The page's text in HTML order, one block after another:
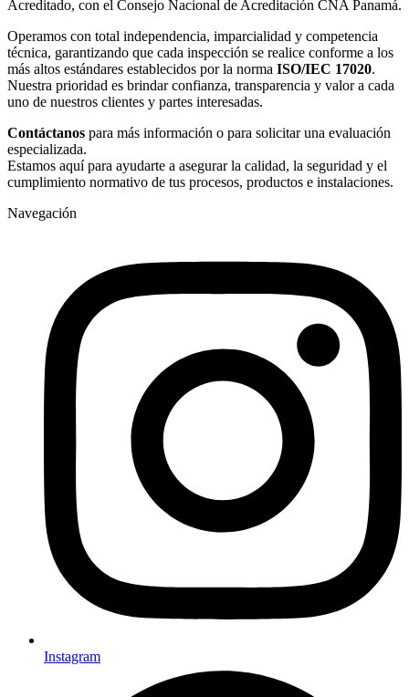
Acreditado, con el Consejo Nacional de Acreditación CNA Panamá.
Operamos con total independencia, imparcialidad y competencia
técnica, garantizando que cada inspección se realice conforme a los
más altos estándares establecidos por la norma ISO/IEC 17020.
Nuestra prioridad es brindar confianza, transparencia y valor a cada
uno de nuestros clientes y partes interesadas.
Contáctanos para más información o para solicitar una evaluación
especializada.
Estamos aquí para ayudarte a asegurar la calidad, la seguridad y el
cumplimiento normativo de tus procesos, productos e instalaciones.
Navegación
Instagram